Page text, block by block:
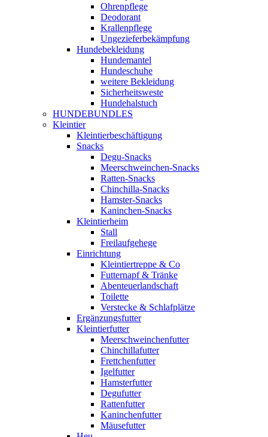
Ohrenpflege
Deodorant
Krallenpflege
Ungezieferbekämpfung
Hundebekleidung
Hundemantel
Hundeschuhe
weitere Bekleidung
Sicherheitsweste
Hundehalstuch
HUNDEBUNDLES
Kleintier
Kleintierbeschäftigung
Snacks
Degu-Snacks
Meerschweinchen-Snacks
Ratten-Snacks
Chinchilla-Snacks
Hamster-Snacks
Kaninchen-Snacks
Kleintierheim
Stall
Freilaufgehege
Einrichtung
Kleintiertreppe & Co
Futternapf & Tränke
Abenteuerlandschaft
Toilette
Verstecke & Schlafplätze
Ergänzungsfutter
Kleintierfutter
Meerschweinchenfutter
Chinchillafutter
Frettchenfutter
Igelfutter
Hamsterfutter
Degufutter
Rattenfutter
Kaninchenfutter
Mäusefutter